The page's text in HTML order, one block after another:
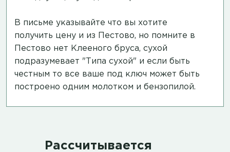
В письме указывайте что вы хотите
получить цену и из Пестово, но помните в
Пестово нет Клееного бруса, сухой
подразумевает "Типа сухой" и если быть
честным то все ваше под ключ может быть
построено одним молотком и бензопилой.
Рассчитывается